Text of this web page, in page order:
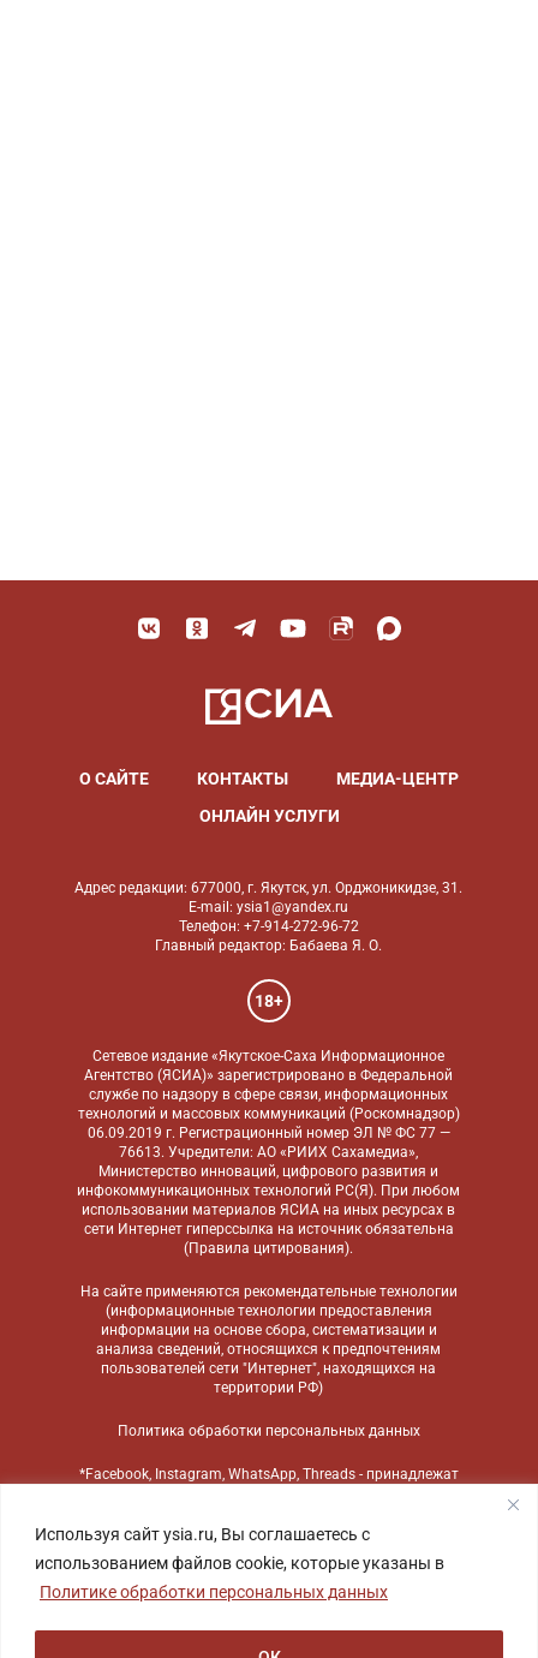
Используя сайт ysia.ru, Вы соглашаетесь с
использованием файлов cookie, которые указаны в
Политике обработки персональных данных
О САЙТЕ КОНТАКТЫ
МЕДИА-ЦЕНТР
ОНЛАЙН УСЛУГИ
Адрес редакции: 677000, г. Якутск, ул. Орджоникидзе, 31.
E-mail: ysia1@yandex.ru
Телефон: +7-914-272-96-72
Главный редактор: Бабаева Я. О.
18+
Сетевое издание «Якутское-Саха Информационное
Агентство (ЯСИА)» зарегистрировано в Федеральной
службе по надзору в сфере связи, информационных
технологий и массовых коммуникаций (Роскомнадзор)
06.09.2019 г. Регистрационный номер ЭЛ № ФС 77 —
76613. Учредители: АО «РИИХ Сахамедиа»,
Министерство инноваций, цифрового развития и
инфокоммуникационных технологий РС(Я). При любом
использовании материалов ЯСИА на иных ресурсах в
сети Интернет гиперссылка на источник обязательна
(Правила цитирования).
На сайте применяются рекомендательные технологии
(информационные технологии предоставления
информации на основе сбора, систематизации и
анализа сведений, относящихся к предпочтениям
пользователей сети "Интернет", находящихся на
территории РФ)
Политика обработки персональных данных
*Facebook, Instagram, WhatsApp, Threads - принадлежат